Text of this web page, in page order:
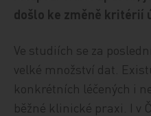
došlo ke změně kritérií
Ve studiích se za
velké množství dat.
konkrétních léčených i
běžné klinické praxi. I v